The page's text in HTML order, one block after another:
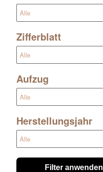
Zifferblatt
Aufzug
Herstellungsjahr
Filter anwenden